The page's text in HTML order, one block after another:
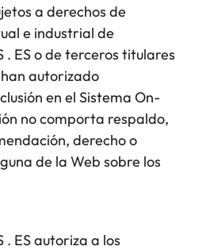
a derechos de
e industrial de
. ES o de terceros titulares
autorizado
en el Sistema On-
no comporta respaldo,
derecho o
de la Web sobre los
. ES autoriza a los